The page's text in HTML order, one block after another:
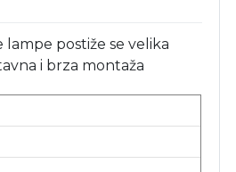
postiže se velika
i brza montaža